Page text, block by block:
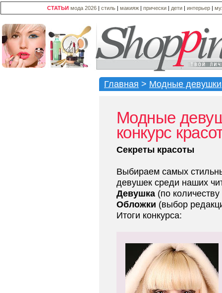
СТАТЬИ мода 2026 | стиль | макияж | прически | дети | интерьер |
Главная > Модные девушки
Модные
конкурс
Секреты красоты
Выбираем самых
девушек среди наших
Девушка (по
Обложки (выбор
Итоги конкурса: